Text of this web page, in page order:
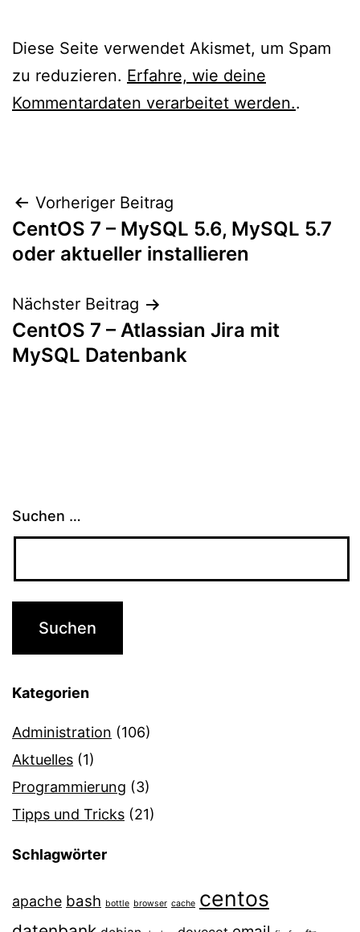
Diese Seite verwendet Akismet, um Spam
zu reduzieren. Erfahre, wie deine
Kommentardaten verarbeitet werden..
Beitragsnavigation
Vorheriger Beitrag
CentOS 7 – MySQL 5.6, MySQL 5.7
oder aktueller installieren
Nächster Beitrag
CentOS 7 – Atlassian Jira mit
MySQL Datenbank
Suchen …
Kategorien
Administration (106)
Aktuelles (1)
Programmierung (3)
Tipps und Tricks (21)
Schlagwörter
apache bash bottle browser cache centos